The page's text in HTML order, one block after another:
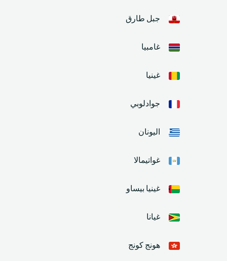
جبل طارق
غامبيا
غينيا
جوادلوبي
اليونان
غواتيمالا
غينيا بيساو
غيانا
هونج كونج